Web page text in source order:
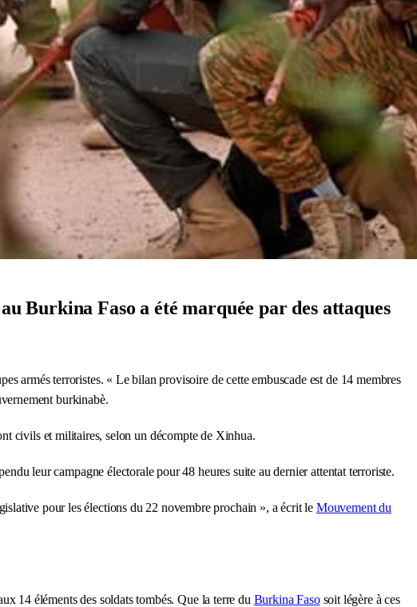
Burkina Faso a été marquée par des attaques
armés terroristes. « Le bilan provisoire de cette embuscade est de 14 membres
burkinabè.
civils et militaires, selon un décompte de Xinhua.
leur campagne électorale pour 48 heures suite au dernier attentat terroriste.
pour les élections du 22 novembre prochain », a écrit le Mouvement du
14 éléments des soldats tombés. Que la terre du Burkina Fasosoit légère à ces